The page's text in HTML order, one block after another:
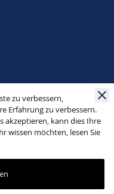
zu verbessern,
Erfahrung zu verbessern.
akzeptieren, kann dies Ihre
wissen möchten, lesen Sie